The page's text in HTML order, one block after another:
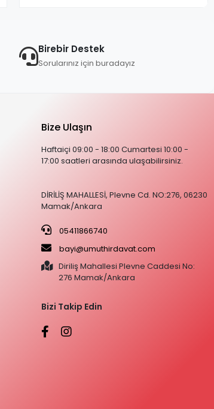
Birebir Destek
Sorularınız için buradayız
Bize Ulaşın
Haftaiçi 09:00 - 18:00 Cumartesi 10:00 -
17:00 saatleri arasında ulaşabilirsiniz.
DİRİLİŞ MAHALLESİ, Plevne Cd. NO:276, 06230
Mamak/Ankara
05411866740
bayi@umuthirdavat.com
Diriliş Mahallesi Plevne Caddesi No:
276 Mamak/Ankara
Bizi Takip Edin